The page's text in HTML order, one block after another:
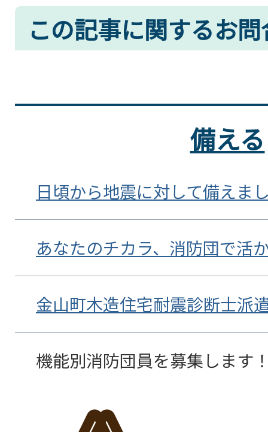
この記事に関するお
備える
日頃から地震に対して備えま
あなたのチカラ、消防団で活
金山町木造住宅耐震診断士派
機能別消防団員を募集します